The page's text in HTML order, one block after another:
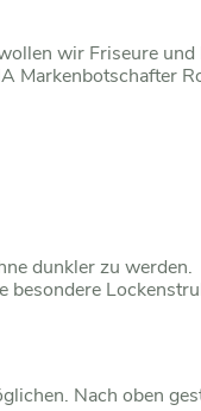
wir Friseure
Markenbotschafter
dunkler zu werden.
besondere
Nach oben